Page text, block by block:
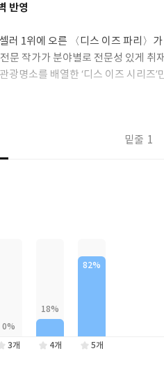
반영
러 1위에 오른 〈디스 이즈 파리〉
문 작가가 분야별로 전문성 있게 취
명소를 배열한 ‘디스 이즈 시리즈’
월 다시 문을 연 노트르담 대성당,
했고, 바뀐 물가 정보 등도 꼼꼼하
성으로 채운 특별한 추천 코스, 여행
여행 정보 등으로 꽉 채운 〈디스
밑줄 1
3개 4개 5개